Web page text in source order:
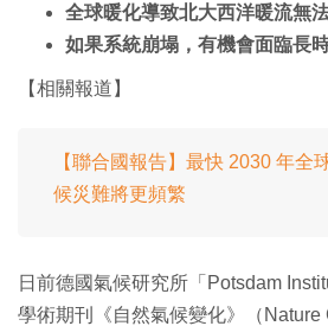
全球暖化導致北大西洋暖流無
如果系統崩塌，有機會面臨長
【相關報道】
【聯合國報告】最快 2030 年
候災難將更頻繁
日前德國氣候研究所「Potsdam
學術期刊《自然氣候變化》（